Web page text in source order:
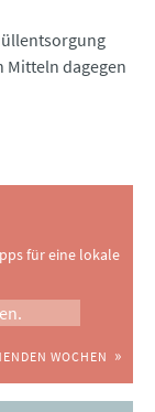
Mitteln dagegen
für eine lokale
WOCHEN